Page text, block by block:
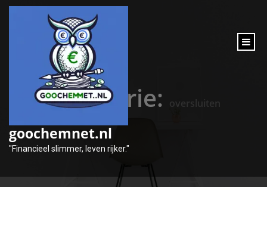
inhoud
goochemnet.nl
"Financieel slimmer, leven rijker."
Categorie: oversluiten